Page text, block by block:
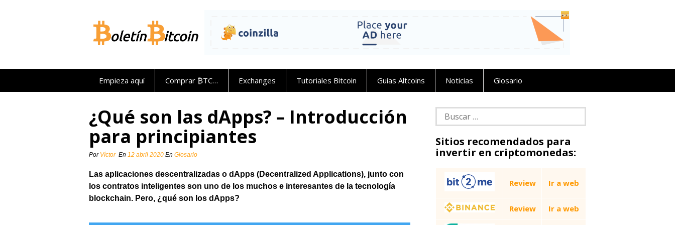
Empieza aquí Comprar ₿TC… Exchanges Tutoriales Bitcoin Guías Altcoins Noticias Glosario
¿Qué son las dApps? – Introducción
para principiantes
Por Víctor En 12 abril 2020 En Glosario
Las aplicaciones descentralizadas o dApps (Decentralized Applications), junto con
los contratos inteligentes son uno de los muchos e interesantes de la tecnología
blockchain. Pero, ¿qué son los dApps?
Buscar:
Sitios recomendados para
invertir en criptomonedas:
Review Ir a web
Review Ir a web